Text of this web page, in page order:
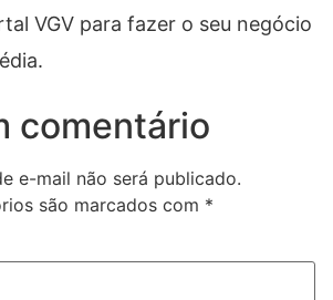
VGV para fazer o seu negócio
comentário
e-mail não será publicado.
são marcados com *